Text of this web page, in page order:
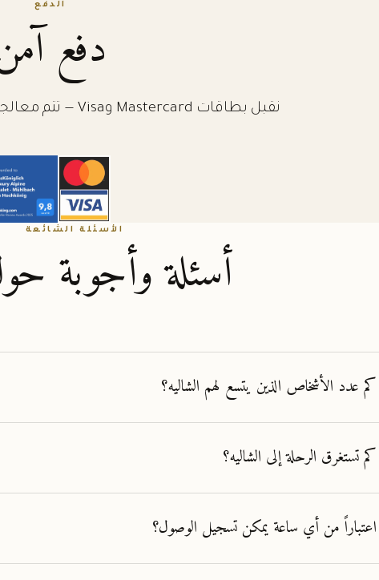
الدفع
دفع
نقبل بطاقات Mastercard وVisa — تتم معالجة حجزكم بشكل مشفَّر وآمن.
الأسئلة الشائعة
أسئلة وأجوبة
كم عدد الأشخاص الذين يتسع لهم الشاليه؟
كم تستغرق الرحلة إلى الشاليه؟
اعتباراً من أي ساعة يمكن تسجيل الوصول؟